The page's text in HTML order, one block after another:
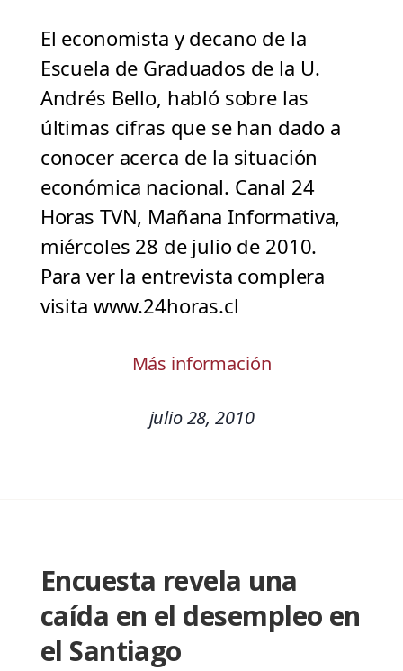
El economista y decano de la
Escuela de Graduados de la U.
Andrés Bello, habló sobre las
últimas cifras que se han dado a
conocer acerca de la situación
económica nacional. Canal 24
Horas TVN, Mañana Informativa,
miércoles 28 de julio de 2010.
Para ver la entrevista complera
visita www.24horas.cl
Más información
julio 28, 2010
Encuesta revela una
caída en el desempleo en
el Santiago